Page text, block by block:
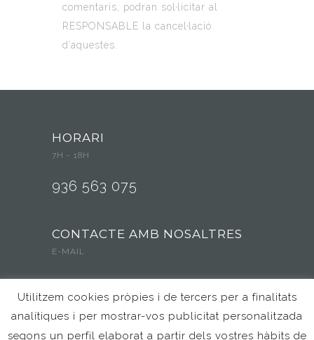
comentaris, podran sol·licitar al
RESPONSABLE la cancel·lació
d’aquestes.
HORARI
7H - 18H
936 563 075
CONTACTE AMB NOSALTRES
E-MAIL
AVÍS LEGAL
Utilitzem cookies pròpies i de tercers per a finalitats
analítiques i per mostrar-vos publicitat personalitzada
segons un perfil elaborat a partir dels vostres hàbits de